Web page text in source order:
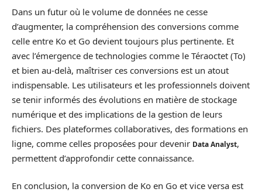
Dans un futur où le volume de données ne cesse
d’augmenter, la compréhension des conversions comme
celle entre Ko et Go devient toujours plus pertinente. Et
avec l’émergence de technologies comme le Téraoctet (To)
et bien au-delà, maîtriser ces conversions est un atout
indispensable. Les utilisateurs et les professionnels doivent
se tenir informés des évolutions en matière de stockage
numérique et des implications de la gestion de leurs
fichiers. Des plateformes collaboratives, des formations en
ligne, comme celles proposées pour devenir Data Analyst,
permettent d’approfondir cette connaissance.
En conclusion, la conversion de Ko en Go et vice versa est